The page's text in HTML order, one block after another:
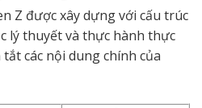
Z được xây dựng với cấu trúc
lý thuyết và thực hành thực
các nội dung chính của